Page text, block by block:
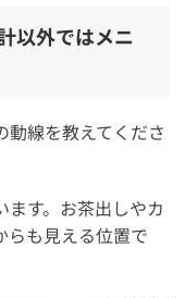
以外ではメニ
線を教えてくださ
す。お茶出しやカ
らも見える位置で